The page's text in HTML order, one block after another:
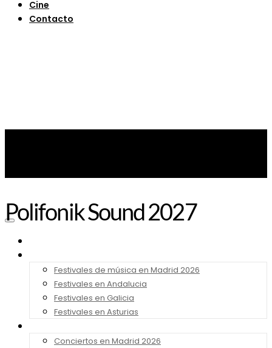
Cine
Contacto
Festivales de música en Madrid 2026
Festivales en Andalucia
Festivales en Galicia
Festivales en Asturias
Conciertos en Madrid 2026
Polifonik Sound 2027